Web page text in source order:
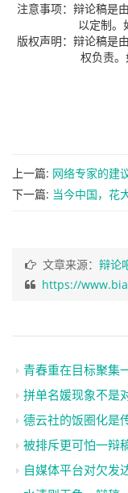
注意事项：辩论稿是
以定制。
版权声明：辩论稿是
权负责
上一篇: 网络专家的建
下一篇: 当今中国，花
文章来源： 辩论
https://
青春重在目标聚集
拼单名媛现象不是
德云社的饭圈化是
被排斥更可怕一辩
自媒体平台对欠发